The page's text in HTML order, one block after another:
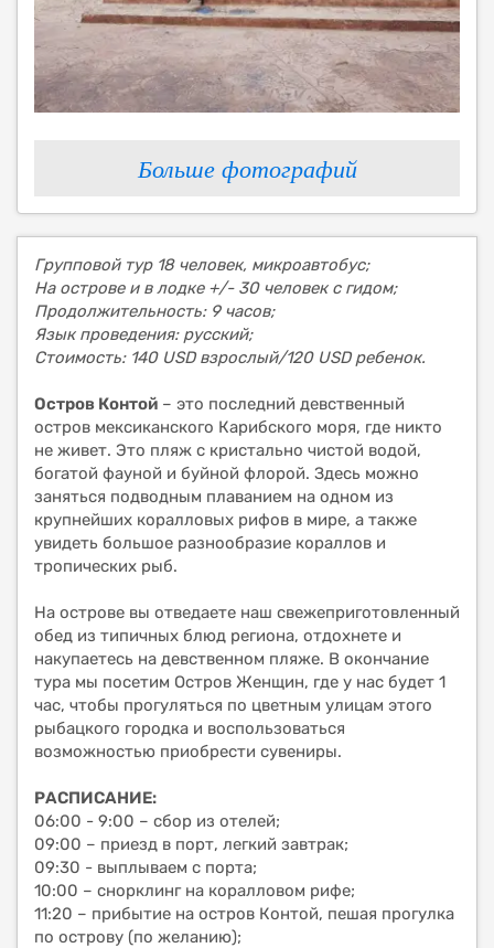
Больше фотографий
Групповой тур 18 человек, микроавтобус;
На острове и в лодке +/- 30 человек с гидом;
Продолжительность: 9 часов;
Язык проведения: русский;
Стоимость: 140 USD взрослый/120 USD ребенок.
Остров Контой – это последний девственный
остров мексиканского Карибского моря, где никто
не живет. Это пляж с кристально чистой водой,
богатой фауной и буйной флорой. Здесь можно
заняться подводным плаванием на одном из
крупнейших коралловых рифов в мире, а также
увидеть большое разнообразие кораллов и
тропических рыб.
На острове вы отведаете наш свежеприготовленный
обед из типичных блюд региона, отдохнете и
накупаетесь на девственном пляже. В окончание
тура мы посетим Остров Женщин, где у нас будет 1
час, чтобы прогуляться по цветным улицам этого
рыбацкого городка и воспользоваться
возможностью приобрести сувениры.
РАСПИСАНИЕ:
06:00 - 9:00 – сбор из отелей;
09:00 – приезд в порт, легкий завтрак;
09:30 - выплываем с порта;
10:00 – снорклинг на коралловом рифе;
11:20 – прибытие на остров Контой, пешая прогулка
по острову (по желанию);